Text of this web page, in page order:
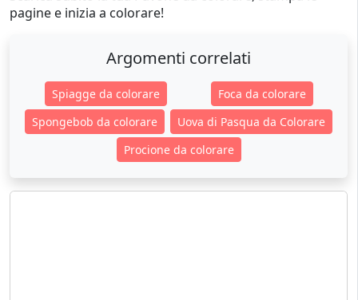
pagine e inizia a colorare!
Argomenti correlati
Spiagge da colorare
Foca da colorare
Spongebob da colorare
Uova di Pasqua da Colorare
Procione da colorare